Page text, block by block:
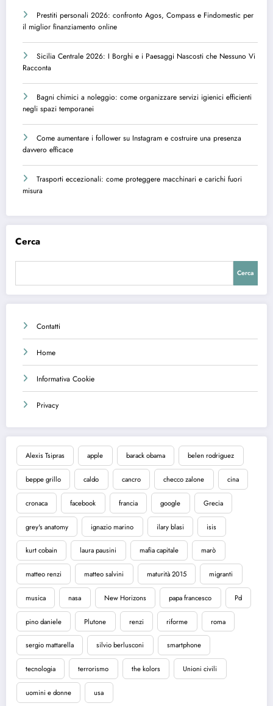
Prestiti personali 2026: confronto Agos, Compass e Findomestic per
il miglior finanziamento online
Sicilia Centrale 2026: I Borghi e i Paesaggi Nascosti che Nessuno Vi
Racconta
Bagni chimici a noleggio: come organizzare servizi igienici efficienti
negli spazi temporanei
Come aumentare i follower su Instagram e costruire una presenza
davvero efficace
Trasporti eccezionali: come proteggere macchinari e carichi fuori
misura
Cerca
Cerca
Contatti
Home
Informativa Cookie
Privacy
Alexis Tsipras apple barack obama belen rodriguez
beppe grillo caldo cancro checco zalone cina
cronaca facebook francia google Grecia
grey's anatomy ignazio marino ilary blasi isis
kurt cobain laura pausini mafia capitale marò
matteo renzi matteo salvini maturità 2015 migranti
musica nasa New Horizons papa francesco Pd
pino daniele Plutone renzi riforme roma
sergio mattarella silvio berlusconi smartphone
tecnologia terrorismo the kolors Unioni civili
uomini e donne usa